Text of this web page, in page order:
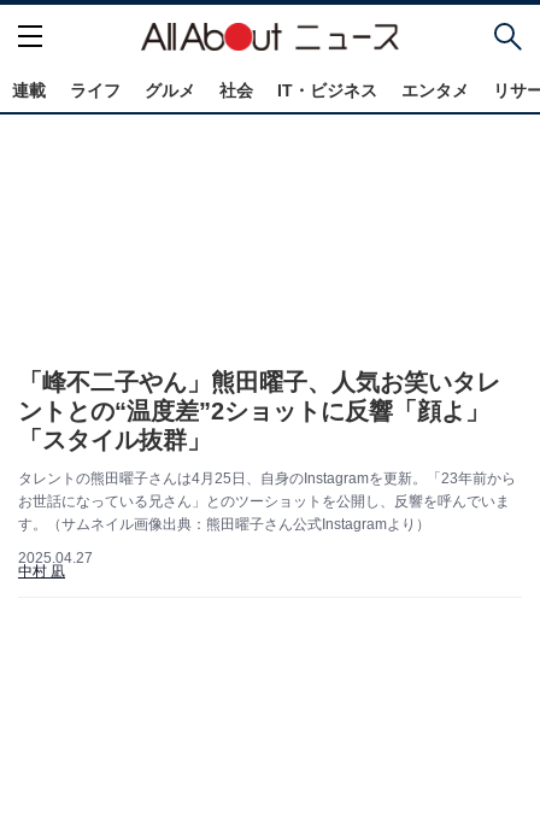
連載 ライフ グルメ 社会 IT・ビジネス エンタメ リサ
「峰不二子やん」熊田曜子、人気お笑いタレ
ントとの“温度差”2ショットに反響「顔よ」
「スタイル抜群」
タレントの熊田曜子さんは4月25日、自身のInstagramを更新。「23年前から
お世話になっている兄さん」とのツーショットを公開し、反響を呼んでいま
す。（サムネイル画像出典：熊田曜子さん公式Instagramより）
2025.04.27
中村 凪